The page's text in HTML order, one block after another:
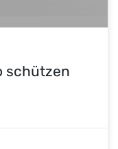
schützen